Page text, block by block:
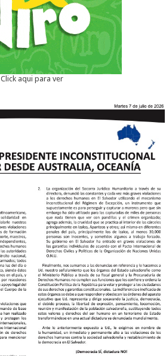
Click aqui para ver